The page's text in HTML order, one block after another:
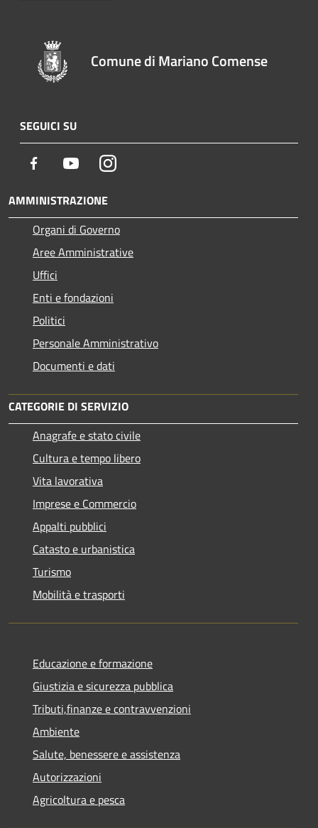
Comune di Mariano Comense
SEGUICI SU
Facebook YoutubeInstagram
AMMINISTRAZIONE
Organi di Governo
Aree Amministrative
Uffici
Enti e fondazioni
Politici
Personale Amministrativo
Documenti e dati
CATEGORIE DI SERVIZIO
Anagrafe e stato civile
Cultura e tempo libero
Vita lavorativa
Imprese e Commercio
Appalti pubblici
Catasto e urbanistica
Turismo
Mobilità e trasporti
Educazione e formazione
Giustizia e sicurezza pubblica
Tributi,finanze e contravvenzioni
Ambiente
Salute, benessere e assistenza
Autorizzazioni
Agricoltura e pesca